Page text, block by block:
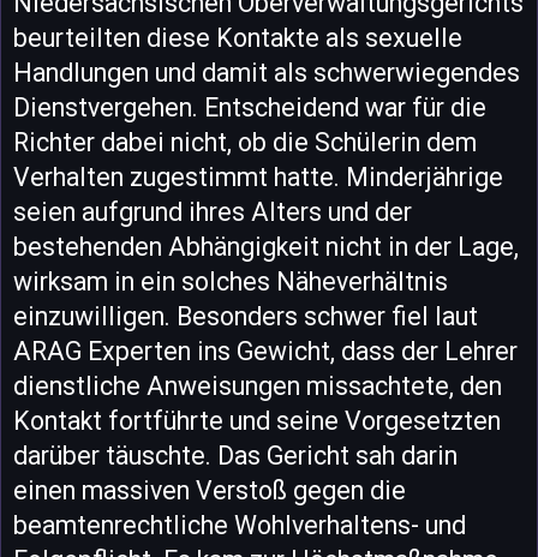
beurteilten diese Kontakte als sexuelle
Handlungen und damit als schwerwiegendes
Dienstvergehen. Entscheidend war für die
Richter dabei nicht, ob die Schülerin dem
Verhalten zugestimmt hatte. Minderjährige
seien aufgrund ihres Alters und der
bestehenden Abhängigkeit nicht in der Lage,
wirksam in ein solches Näheverhältnis
einzuwilligen. Besonders schwer fiel laut
ARAG Experten ins Gewicht, dass der Lehrer
dienstliche Anweisungen missachtete, den
Kontakt fortführte und seine Vorgesetzten
darüber täuschte. Das Gericht sah darin
einen massiven Verstoß gegen die
beamtenrechtliche Wohlverhaltens- und